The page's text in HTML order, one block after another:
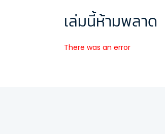
เล่มนี้ห้ามพลาด
There was an error